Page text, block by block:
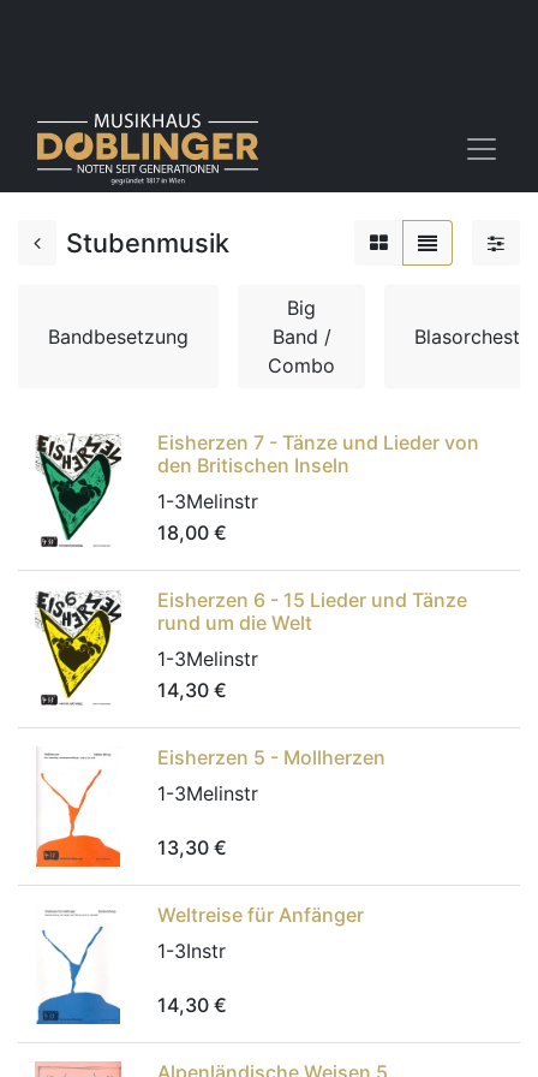
Stubenmusik
Bandbesetzung
Big
Band /
Combo
Blasorchester
Eisherzen 7 - Tänze und Lieder von
den Britischen Inseln
1-3Melinstr
18,00 €
Eisherzen 6 - 15 Lieder und Tänze
rund um die Welt
1-3Melinstr
14,30 €
Eisherzen 5 - Mollherzen
1-3Melinstr
13,30 €
Weltreise für Anfänger
1-3Instr
14,30 €
Alpenländische Weisen 5